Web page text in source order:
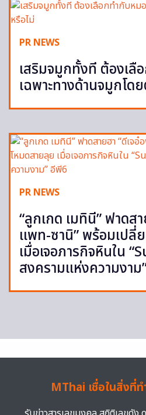
PR NEWS
เสริมจมูกทั้งที ต้องเลื
เฉพาะทางด้านจมูกโด
PR NEWS
“ลูกเกด เมทินี” ฟาดส
แพท-ซานิ” พร้อมเปลี่
เมื่อเจอภารกิจหินใน
สงครามแห่งความงา
MThai เชื่อในสิ่งที่ท